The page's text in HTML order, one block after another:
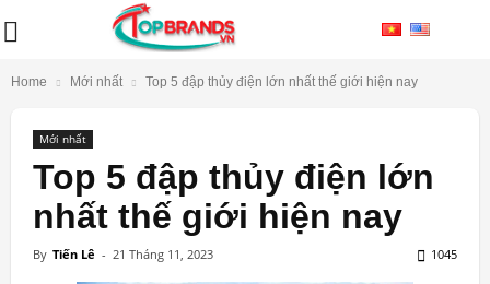
Home Mới nhất Top 5 đập thủy điện lớn nhất thế giới hiện nay
Mới nhất
Top 5 đập thủy điện lớn
nhất thế giới hiện nay
By Tiến Lê - 21 Tháng 11, 2023 1045